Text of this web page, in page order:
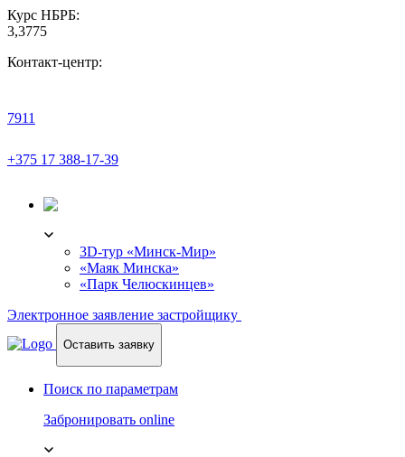
Курс НБРБ:
3,3775
Контакт-центр:
7911
+375 17 388-17-39
3D-тур «Минск-Мир»
«Маяк Минска»
«Парк Челюскинцев»
Электронное заявление застройщику
Оставить заявку
Поиск по параметрам
Забронировать online